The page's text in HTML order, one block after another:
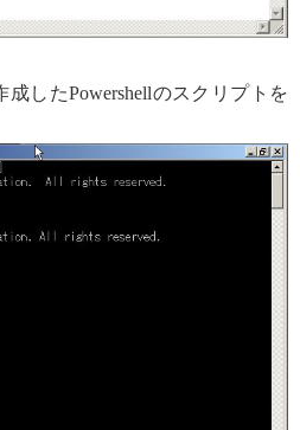
したPowershellのスクリプトを